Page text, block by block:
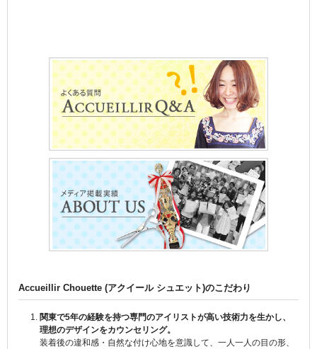
Accueillir Chouette (アクイール シュエット)のこだわり
関東で5年の経験を持つ専門のアイリストが高い技術力を生かし、
理想のデザインをカウンセリング。
装着後の違和感・自然な付け心地を意識して、一人一人の目の形、